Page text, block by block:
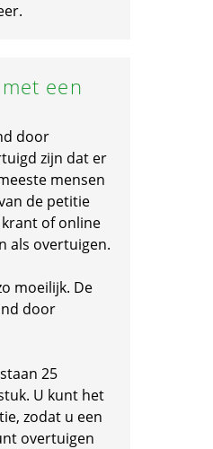
een
door
zijn dat er
mensen
de petitie
of online
als overtuigen.
moeilijk. De
door
staan 25
U kunt het
zodat u een
overtuigen